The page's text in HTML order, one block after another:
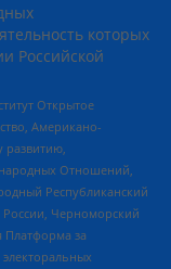
которых
Российской
Открытое
Американо-
развитию,
Отношений,
Республиканский
России, Черноморский
Платформа за